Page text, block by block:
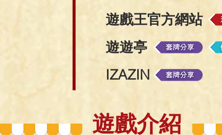
遊戲王官方網站
遊遊亭
IZAZIN
遊戲介紹